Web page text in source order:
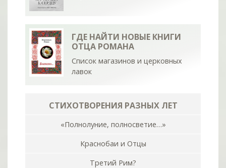
ГДЕ НАЙТИ НОВЫЕ КНИГИ
ОТЦА РОМАНА
Список магазинов и церковных
лавок
СТИХОТВОРЕНИЯ РАЗНЫХ ЛЕТ
«Полнолуние, полносветие…»
Краснобаи и Отцы
Третий Рим?